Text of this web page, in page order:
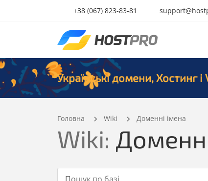
+38 (067) 823-83-81
Українські домени, Хостинг і
Головна Wiki Доменні імена
Wiki: